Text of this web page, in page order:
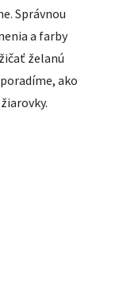
Správnou
a farby
želanú
ako